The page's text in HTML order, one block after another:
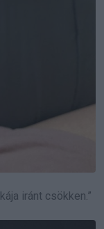
iránt csökken.”